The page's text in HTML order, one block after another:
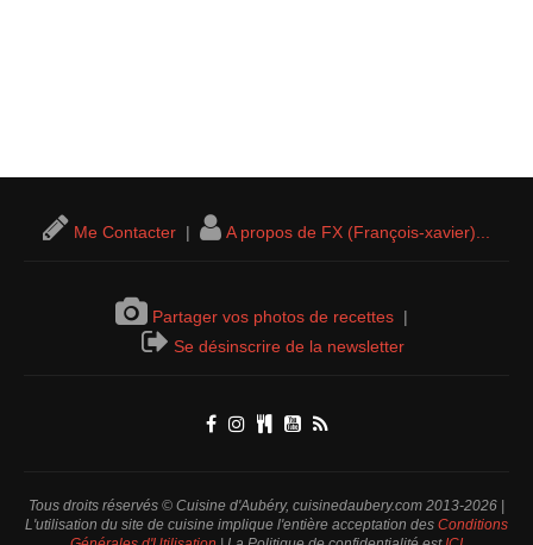
Me Contacter | A propos de FX (François-xavier)...
Partager vos photos de recettes |
Se désinscrire de la newsletter
Tous droits réservés © Cuisine d'Aubéry, cuisinedaubery.com 2013-2026 |
L'utilisation du site de cuisine implique l'entière acceptation des Conditions